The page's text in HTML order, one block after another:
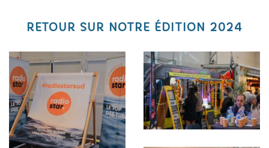
RETOUR SUR NOTRE ÉDITION 2024